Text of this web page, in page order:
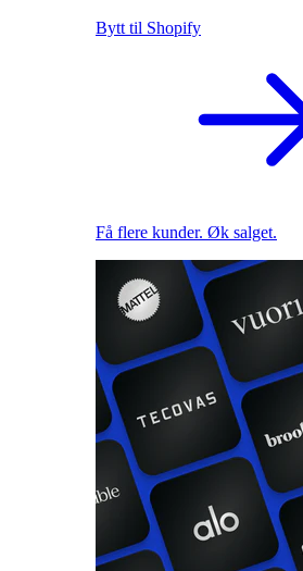
Bytt til Shopify
Få flere kunder. Øk salget.